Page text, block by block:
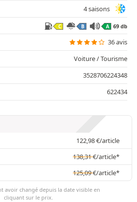
4 saisons
C B A 69 db
36 avis
Voiture / Tourisme
3528706224348
622434
122,98€/article
138,31€/article*
125,09€/article*
avoir changé depuis la date visible en
cliquant sur le prix.